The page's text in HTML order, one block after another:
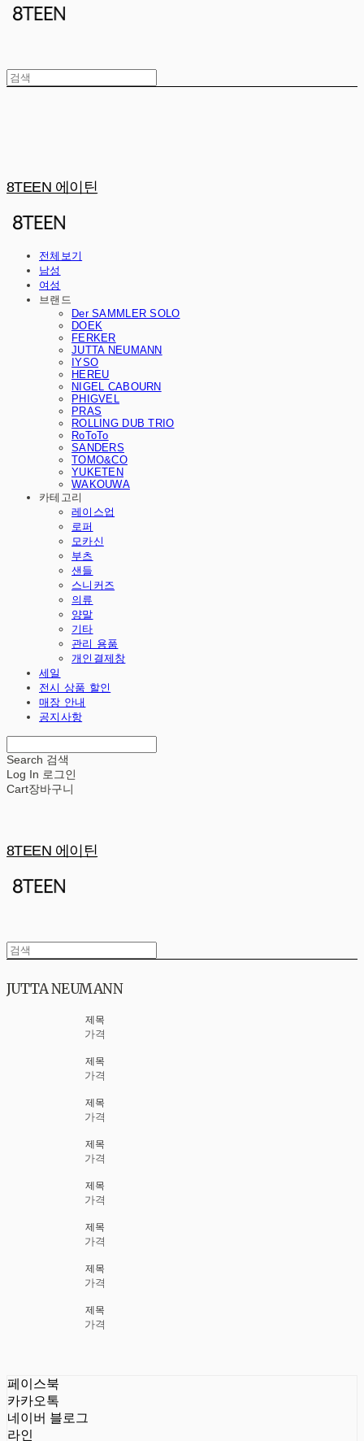
8TEEN 에이틴
전체보기
남성
여성
브랜드
Der SAMMLER SOLO
DOEK
FERKER
JUTTA NEUMANN
IYSO
HEREU
NIGEL CABOURN
PHIGVEL
PRAS
ROLLING DUB TRIO
RoToTo
SANDERS
TOMO&CO
YUKETEN
WAKOUWA
카테고리
레이스업
로퍼
모카신
부츠
샌들
스니커즈
의류
양말
기타
관리 용품
개인결제창
세일
전시 상품 할인
매장 안내
공지사항
Search 검색
Log In 로그인
Cart장바구니
8TEEN 에이틴
JUTTA NEUMANN
제목
가격
제목
가격
제목
가격
제목
가격
제목
가격
제목
가격
제목
가격
제목
가격
페이스북
카카오톡
네이버 블로그
라인